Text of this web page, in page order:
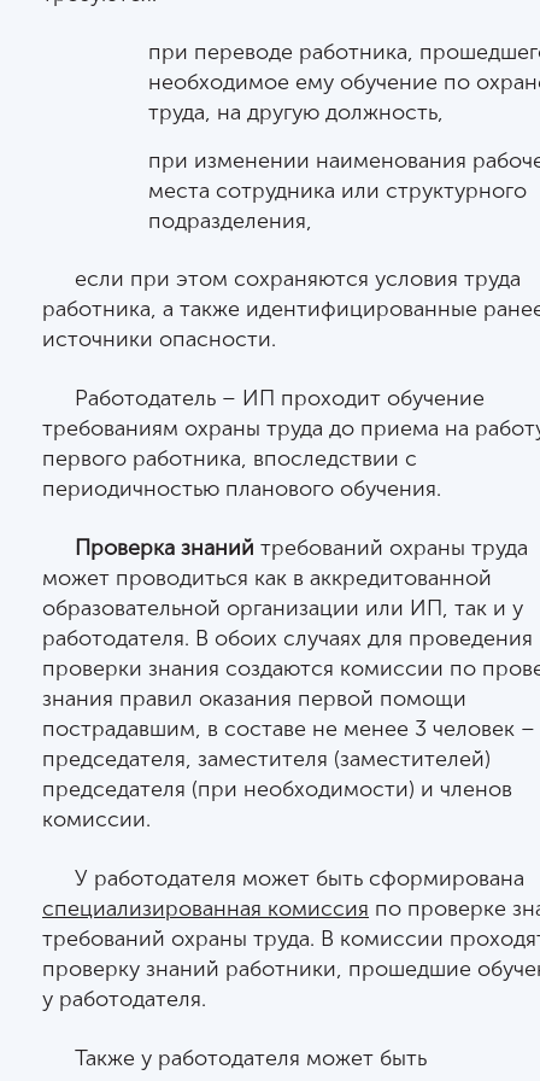
при переводе работника,
необходимое ему обучение по
труда, на другую должность,
при изменении наименования
места сотрудника или структурного
подразделения,
если при этом сохраняются условия труда
работника, а также идентифицированные
источники опасности.
Работодатель – ИП проходит обучение
требованиям охраны труда до приема на
первого работника, впоследствии с
периодичностью планового обучения.
Проверка знаний требований охраны труда
может проводиться как в аккредитованной
образовательной организации или ИП, так и у
работодателя. В обоих случаях для проведения
проверки знания создаются комиссии по
знания правил оказания первой помощи
пострадавшим, в составе не менее 3 человек –
председателя, заместителя (заместителей)
председателя (при необходимости) и членов
комиссии.
У работодателя может быть сформирована
специализированная комиссия по проверке
требований охраны труда. В комиссии
проверку знаний работники, прошедшие
у работодателя.
Также у работодателя может быть